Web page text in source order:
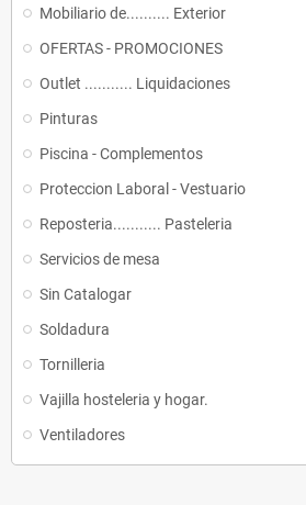
Mobiliario de.......... Exterior
OFERTAS - PROMOCIONES
Outlet ........... Liquidaciones
Pinturas
Piscina - Complementos
Proteccion Laboral - Vestuario
Reposteria........... Pasteleria
Servicios de mesa
Sin Catalogar
Soldadura
Tornilleria
Vajilla hosteleria y hogar.
Ventiladores